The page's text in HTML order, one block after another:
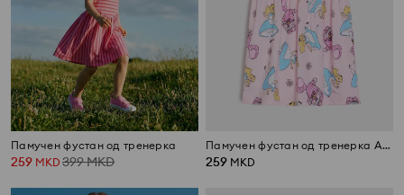
Памучен фустан од тренерка
259 MKD 399MKD
Памучен фустан од тренерка Alice in Wonderland
259 MKD